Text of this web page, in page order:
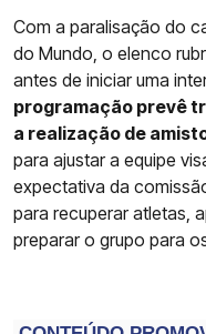
Com a paralisação do
do Mundo, o elenco
antes de iniciar uma
programação prevê
a realização de
para ajustar a equipe
expectativa da
para recuperar atletas,
preparar o grupo para